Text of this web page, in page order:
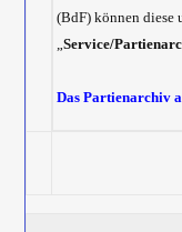
(BdF) können diese
„Service/
Das Partienarchiv